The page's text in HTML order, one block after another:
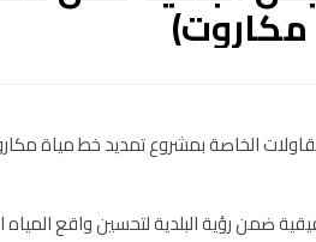
مكاروت)
ضمن رؤية البلدية لتحسين واقع